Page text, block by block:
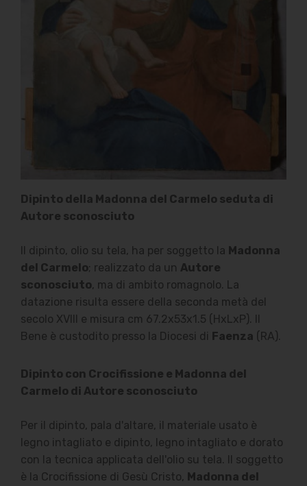
Dipinto della Madonna del Carmelo seduta di
Autore sconosciuto
Il dipinto, olio su tela, ha per soggetto la Madonna
del Carmelo; realizzato da un Autore
sconosciuto, ma di ambito romagnolo. La
datazione risulta essere della seconda metà del
secolo XVIII e misura cm 67.2x53x1.5 (HxLxP). Il
Bene è custodito presso la Diocesi di Faenza (RA).
Dipinto con Crocifissione e Madonna del
Carmelo di Autore sconosciuto
Per il dipinto, pala d'altare, il materiale usato è
legno intagliato e dipinto, legno intagliato e dorato
con la tecnica applicata dell'olio su tela. Il soggetto
è la Crocifissione di Gesù Cristo, Madonna del